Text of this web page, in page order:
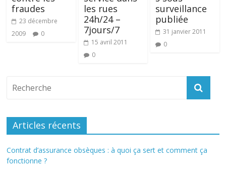
fraudes
23 décembre
2009
0
les rues
24h/24 –
7jours/7
15 avril 2011
0
surveillance
publiée
31 janvier 2011
0
Articles récents
Contrat d’assurance obsèques : à quoi ça sert et comment ça
fonctionne ?